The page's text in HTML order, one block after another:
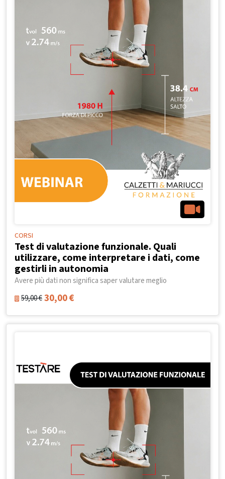
CORSI
Test di valutazione funzionale. Quali
utilizzare, come interpretare i dati, come
gestirli in autonomia
Avere più dati non significa saper valutare meglio
59,00€30,00€